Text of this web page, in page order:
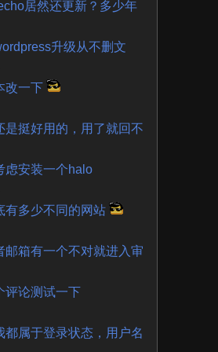
居然还更新？多少年
就
升级从不删文
用
改一下
是挺好用的，用了就回不
虑安装一个halo
有多少不同的网站
邮箱有一个不对就进入审
评论测试一下
都属于登录状态，用户名